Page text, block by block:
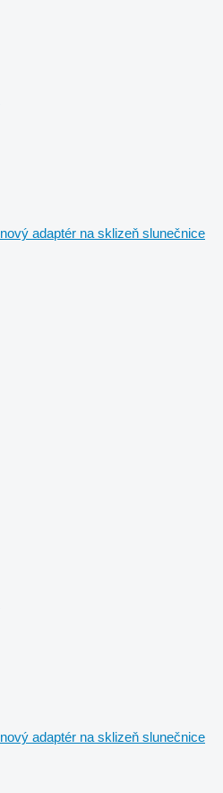
nový adaptér na sklizeň slunečnice
nový adaptér na sklizeň slunečnice